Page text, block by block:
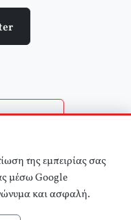
αρχική
της εμπειρίας σας
μέσω Google
και ασφαλή.